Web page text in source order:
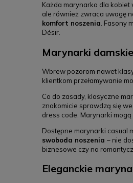
Każda marynarka dla
ale również zwraca uwagę
komfort noszenia. Fasony
Désir.
Marynarki
Wbrew pozorom nawet
klientkom przełamywanie
Co do zasady, klasyczne
znakomicie sprawdzą się
dress code. Marynarki
Dostępne marynarki casual
swoboda noszenia – nie
biznesowe czy na
Eleganckie